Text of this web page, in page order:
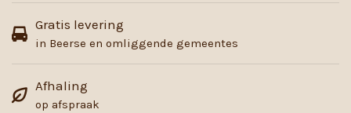
Gratis levering
in Beerse en omliggende gemeentes
Afhaling
op afspraak